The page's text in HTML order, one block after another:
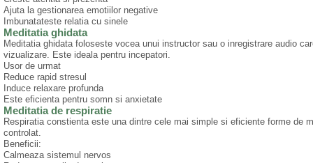
Ajuta la gestionarea emotiilor negative
Imbunatateste relatia cu sinele
Meditatia ghidata
Meditatia ghidata foloseste vocea unui instructor sau o inregistrare audio
vizualizare. Este ideala pentru incepatori.
Usor de urmat
Reduce rapid stresul
Induce relaxare profunda
Este eficienta pentru somn si anxietate
Meditatia de respiratie
Respiratia constienta este una dintre cele mai simple si eficiente forme de
controlat.
Beneficii:
Calmeaza sistemul nervos